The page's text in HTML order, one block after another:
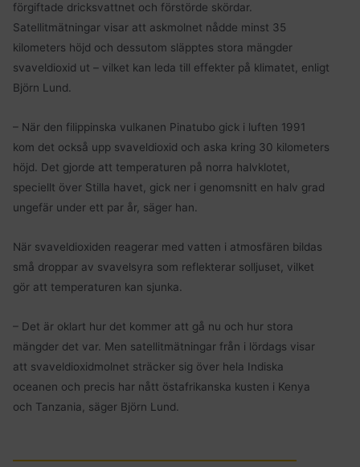
förgiftade dricksvattnet och förstörde skördar.
Satellitmätningar visar att askmolnet nådde minst 35
kilometers höjd och dessutom släpptes stora mängder
svaveldioxid ut – vilket kan leda till effekter på klimatet, enligt
Björn Lund.
– När den filippinska vulkanen Pinatubo gick i luften 1991
kom det också upp svaveldioxid och aska kring 30 kilometers
höjd. Det gjorde att temperaturen på norra halvklotet,
speciellt över Stilla havet, gick ner i genomsnitt en halv grad
ungefär under ett par år, säger han.
När svaveldioxiden reagerar med vatten i atmosfären bildas
små droppar av svavelsyra som reflekterar solljuset, vilket
gör att temperaturen kan sjunka.
– Det är oklart hur det kommer att gå nu och hur stora
mängder det var. Men satellitmätningar från i lördags visar
att svaveldioxidmolnet sträcker sig över hela Indiska
oceanen och precis har nått östafrikanska kusten i Kenya
och Tanzania, säger Björn Lund.